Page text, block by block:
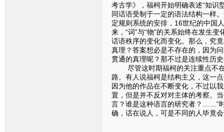
考古学》，福柯开始明确表述“知识
同话语受制于一定的语法结构一样
定规则系统的安排，16世纪的中国
来，“词”与“物”的关系始终在发生
话语秩序的变化而变化。那么，究
真理？答案想必是不存在的，因为
贯通的真理呢？那不过是连续性历
尽管这时期福柯的关注重点不在
路。有人说福柯是结构主义，这一
因为他的作品在不断变化，不过以
置，但是并不反对对主体的考察。
言？谁是这种语言的研究者？……”
确，话在说人，可是不同的人毕竟